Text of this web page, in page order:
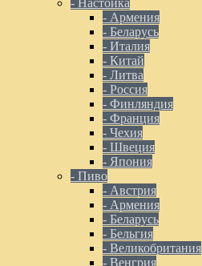
- Армения
- Беларусь
- Италия
- Китай
- Литва
- Россия
- Финляндия
- Франция
- Чехия
- Швеция
- Япония
- Пиво
- Австрия
- Армения
- Беларусь
- Бельгия
- Великобритания
- Венгрия